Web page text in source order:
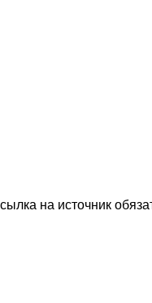
на источник